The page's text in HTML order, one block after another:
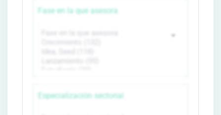
Fase en la que asesora
Especialización sectorial